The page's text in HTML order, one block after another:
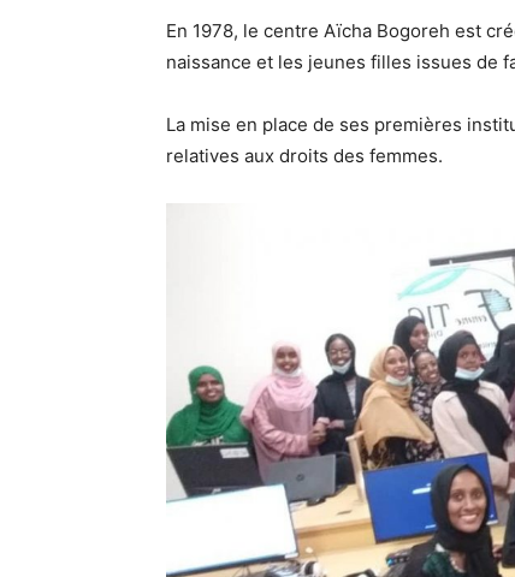
En 1978, le centre Aïcha Bogoreh est
naissance et les jeunes filles issues de
La mise en place de ses premières
relatives aux droits des femmes.